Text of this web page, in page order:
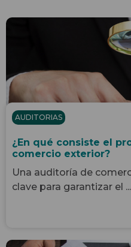
AUDITORIAS
¿En qué consiste el
comercio exterior?
Una auditoría de
clave para garantizar el ...